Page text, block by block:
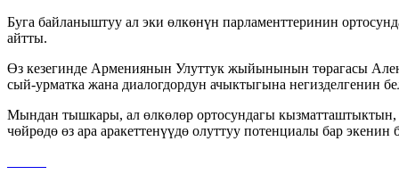
Буга байланыштуу ал эки өлкөнүн парламенттеринин
айтты.
Өз кезегинде Армениянын Улуттук жыйынынын төрагасы
сый-урматка жана диалогдордун ачыктыгына негизделгенин
Мындан тышкары, ал өлкөлөр ортосундагы
чөйрөдө өз ара аракеттенүүдө олуттуу потенциалы бар экенин